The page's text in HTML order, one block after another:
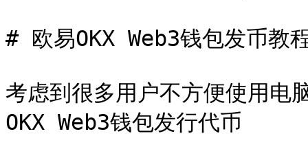
# 欧易OKX Web3钱包发币教
考虑到很多用户不方便使用电
OKX Web3钱包发行代币